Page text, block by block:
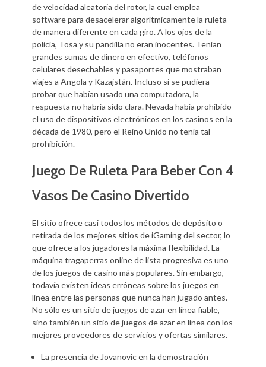
de velocidad aleatoria del rotor, la cual emplea
software para desacelerar algorítmicamente la ruleta
de manera diferente en cada giro. A los ojos de la
policía, Tosa y su pandilla no eran inocentes. Tenían
grandes sumas de dinero en efectivo, teléfonos
celulares desechables y pasaportes que mostraban
viajes a Angola y Kazajstán. Incluso si se pudiera
probar que habían usado una computadora, la
respuesta no habría sido clara. Nevada había prohibido
el uso de dispositivos electrónicos en los casinos en la
década de 1980, pero el Reino Unido no tenía tal
prohibición.
Juego De Ruleta Para Beber Con 4
Vasos De Casino Divertido
El sitio ofrece casi todos los métodos de depósito o
retirada de los mejores sitios de iGaming del sector, lo
que ofrece a los jugadores la máxima flexibilidad. La
máquina tragaperras online de lista progresiva es uno
de los juegos de casino más populares. Sin embargo,
todavía existen ideas erróneas sobre los juegos en
línea entre las personas que nunca han jugado antes.
No sólo es un sitio de juegos de azar en línea fiable,
sino también un sitio de juegos de azar en línea con los
mejores proveedores de servicios y ofertas similares.
La presencia de Jovanovic en la demostración